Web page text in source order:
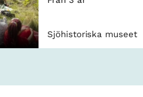
Sjöhistoriska museet